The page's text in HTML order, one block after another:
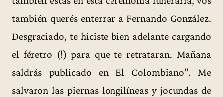
también querés enterrar a Fernando González.
Desgraciado, te hiciste bien adelante cargando
el féretro (!) para que te retrataran. Mañana
saldrás publicado en El Colombiano”. Me
salvaron las piernas longilíneas y jocundas de